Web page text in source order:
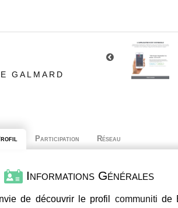
GALMARD
Participation Réseau
Informations Générales
de découvrir le profil communiti de